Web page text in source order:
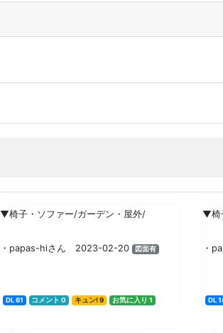
▼椅子・ソファー/ガーデン・屋外/
・papas-hiさん 2023-02-20 図面有
DL 61 コメント 0 キュン! 9 お気に入り 1
▼椅
・
DL